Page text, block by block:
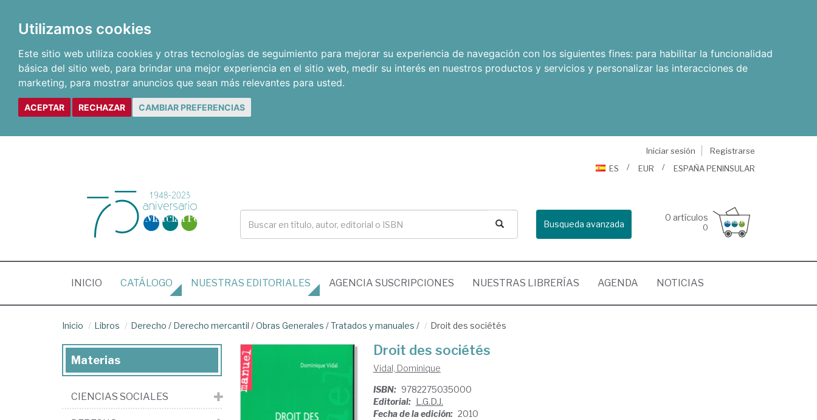
Utilizamos cookies
Este sitio web utiliza cookies y otras tecnologías de seguimiento para mejorar su experiencia de navegación con los siguientes fines: para habilitar la funcionalidad
básica del sitio web, para brindar una mejor experiencia en el sitio web, medir su interés en nuestros productos y servicios y personalizar las interacciones de
marketing, para mostrar anuncios que sean más relevantes para usted.
ACEPTAR RECHAZAR CAMBIAR PREFERENCIAS
Iniciar sesión
Registrarse
ES
EUR ESPAÑA PENINSULAR
Busqueda avanzada
0 artículos
0
INICIO (CURRENT)
CATÁLOGO NUESTRAS EDITORIALES AGENCIA SUSCRIPCIONES NUESTRAS LIBRERÍAS AGENDA NOTICIAS
Inicio Libros Derecho / Derecho mercantil /Obras Generales /Tratados y manuales / Droit des sociétés
Droit des sociétés
Vidal, Dominique
ISBN: 9782275035000
Editorial: L.G.D.J.
Fecha de la edición: 2010
Materias
CIENCIAS SOCIALES